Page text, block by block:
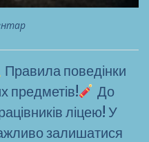
Правила поведінки
предметів!
До
ліцею! У
залишатися